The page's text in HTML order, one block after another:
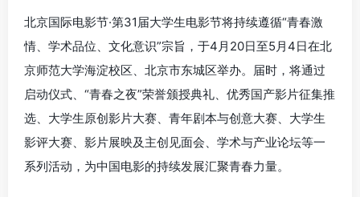
北京国际电影节·第31届大学生电影节将持续遵循“青春激
情、学术品位、文化意识”宗旨，于4月20日至5月4日在北
京师范大学海淀校区、北京市东城区举办。届时，将通过
启动仪式、“青春之夜”荣誉颁授典礼、优秀国产影片征集推
选、大学生原创影片大赛、青年剧本与创意大赛、大学生
影评大赛、影片展映及主创见面会、学术与产业论坛等一
系列活动，为中国电影的持续发展汇聚青春力量。